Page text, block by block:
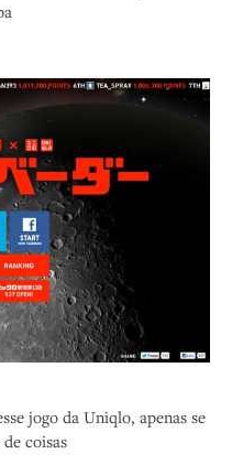
jogo da Uniqlo, apenas se
coisas